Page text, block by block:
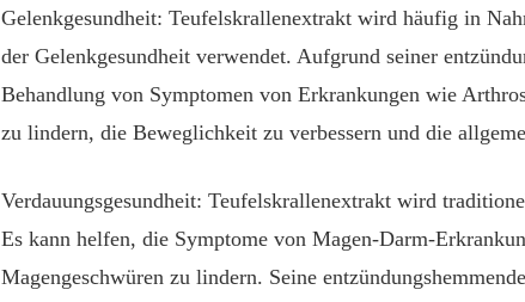
Gelenkgesundheit: Teufelskrallenextrakt wird häufig in
der Gelenkgesundheit verwendet. Aufgrund seiner
Behandlung von Symptomen von Erkrankungen wie
zu lindern, die Beweglichkeit zu verbessern und die
Verdauungsgesundheit: Teufelskrallenextrakt wird
Es kann helfen, die Symptome von Magen-Darm-
Magengeschwüren zu lindern. Seine